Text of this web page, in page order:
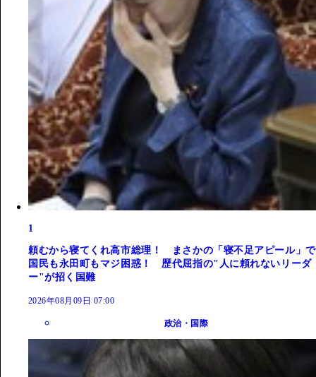
1
頼むから寝てくれ高市総理！ まさかの「寝不足アピール」で
国民も永田町もマジ困惑！ 歴代屈指の"人に頼れないリーダ
ー"が招く国難
2026年08月09日 07:00
政治・国際